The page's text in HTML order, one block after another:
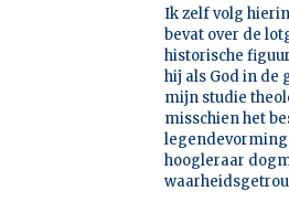
Ik zelf volg
bevat over de
historische
hij als God in de
mijn studie
misschien het
legendevorming
hoogleraar